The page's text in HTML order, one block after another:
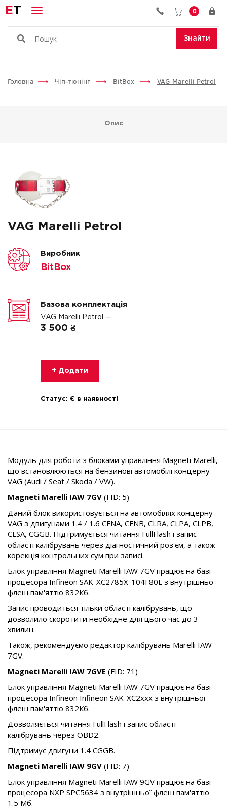
ET 0
Знайти
Головна Чіп-тюнінг BitBox VAG Marelli Petrol
Опис
VAG Marelli Petrol
Виробник
BitBox
Базова комплектація
VAG Marelli Petrol —
3 500 ₴
+ Додати
Статус: Є в наявності
Модуль для роботи з блоками управління Magneti Marelli,
що встановлюються на бензинові автомобілі концерну
VAG (Audi / Seat / Skoda / VW).
Magneti Marelli IAW 7GV (FID: 5)
Даний блок використовується на автомобілях концерну
VAG з двигунами 1.4 / 1.6 CFNA, CFNB, CLRA, CLPA, CLPB,
CLSA, CGGB. Підтримується читання FullFlash і запис
області калібрувань через діагностичний роз'єм, а також
корекція контрольних сум при записі.
Блок управління Magneti Marelli IAW 7GV працює на базі
процесора Infineon SAK-XC2785X-104F80L з внутрішньої
флеш пам'яттю 832Кб.
Запис проводиться тільки області калібрувань, що
дозволило скоротити необхідне для цього час до 3
хвилин.
Також, рекомендуємо редактор калібрувань Marelli IAW
7GV.
Magneti Marelli IAW 7GVE (FID: 71)
Блок управління Magneti Marelli IAW 7GV працює на базі
процесора Infineon Infineon SAK-XC2xxx з внутрішньої
флеш пам'яттю 832Кб.
Дозволяється читання FullFlash і запис області
калібрувань через OBD2.
Підтримує двигуни 1.4 CGGB.
Magneti Marelli IAW 9GV (FID: 7)
Блок управління Magneti Marelli IAW 9GV працює на базі
процесора NXP SPC5634 з внутрішньої флеш пам'яттю
1.5 Мб.